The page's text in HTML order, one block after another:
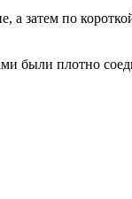
по
были плотно